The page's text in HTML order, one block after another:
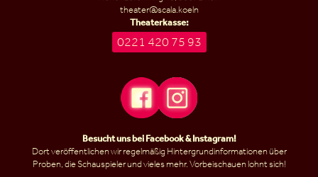
theater@scala.koeln
Theaterkasse:
0221 420 75 93
Besucht uns beiFacebook&Instagram!
Dort veröffentlichen wir regelmäßig Hintergrundinformationen über
Proben, die Schauspieler und vieles mehr. Vorbeischauen lohnt sich!